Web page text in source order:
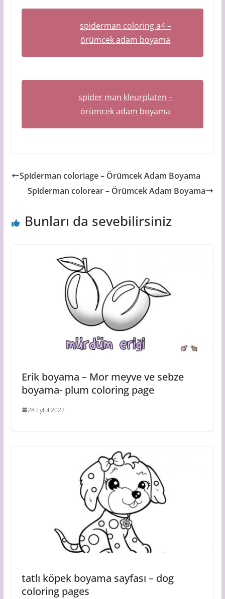
spiderman coloring a4 –
örümcek adam boyama
spider man kleurplaten –
örümcek adam boyama
Spiderman coloriage – Örümcek Adam Boyama
Spiderman colorear – Örümcek Adam Boyama
Bunları da sevebilirsiniz
Erik boyama – Mor meyve ve sebze
boyama- plum coloring page
28 Eylül 2022
tatlı köpek boyama sayfası – dog
coloring pages